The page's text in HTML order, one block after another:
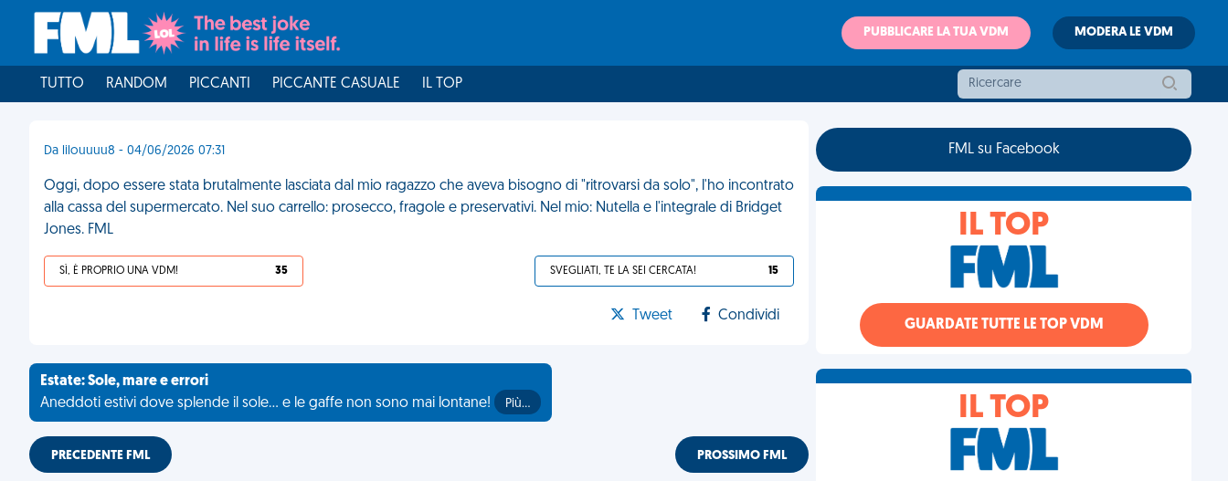
PUBBLICARE LA TUA VDM MODERA LE VDM
TUTTO RANDOM PICCANTI PICCANTE CASUALE IL TOP
Da lilouuuu8 - 04/06/2026 07:31
Oggi, dopo essere stata brutalmente lasciata dal mio ragazzo che aveva bisogno di "ritrovarsi da solo", l'ho incontrato
alla cassa del supermercato. Nel suo carrello: prosecco, fragole e preservativi. Nel mio: Nutella e l'integrale di Bridget
Jones. FML
SÌ, È PROPRIO UNA VDM! 35 SVEGLIATI, TE LA SEI CERCATA! 15
Tweet Condividi
Estate: Sole, mare e errori
Aneddoti estivi dove splende il sole... e le gaffe non sono mai lontane!
Più…
PRECEDENTE FML PROSSIMO FML
FML su Facebook
IL TOP
GUARDATE TUTTE LE TOP VDM
IL TOP